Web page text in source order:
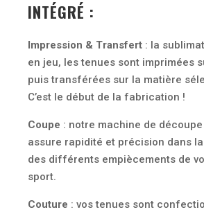
INTÉGRÉ :
Impression & Transfert : la
en jeu, les tenues sont imprimées
puis transférées sur la matière
C’est le début de la fabrication !
Coupe : notre machine de
assure rapidité et précision dans
des différents empiècements de
sport.
Couture : vos tenues sont